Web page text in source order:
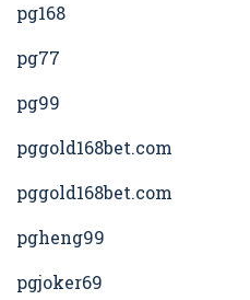
pg168
pg77
pg99
pggold168bet.com
pggold168bet.com
pgheng99
pgjoker69